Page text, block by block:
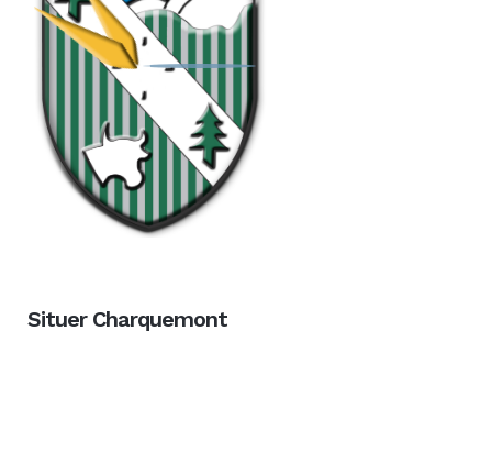
Situer Charquemont